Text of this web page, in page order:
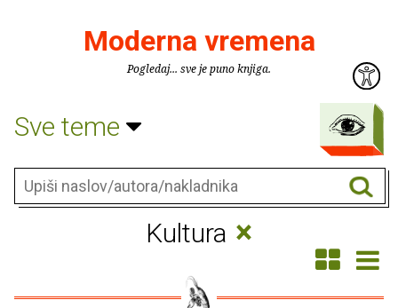
Moderna vremena
Pogledaj... sve je puno knjiga.
Sve teme
Kultura ×